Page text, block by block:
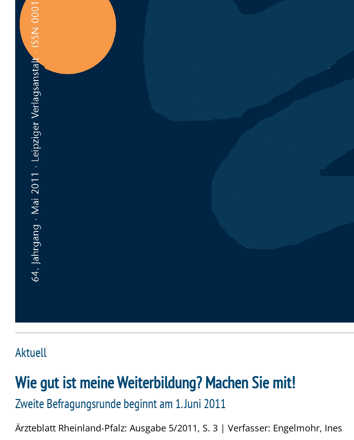
Aktuell
Wie gut ist meine Weiterbildung? Machen Sie mit!
Zweite Befragungsrunde beginnt am 1. Juni 2011
Ärzteblatt Rheinland-Pfalz: Ausgabe 5/2011, S. 3 | Verfasser: Engelmohr, Ines